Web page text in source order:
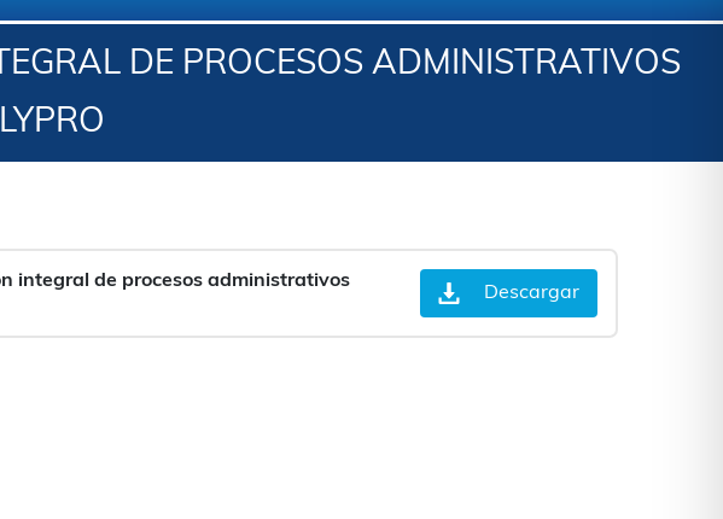
DE PROCESOS ADMINISTRATIVOS
integral de procesos administrativos
Descargar